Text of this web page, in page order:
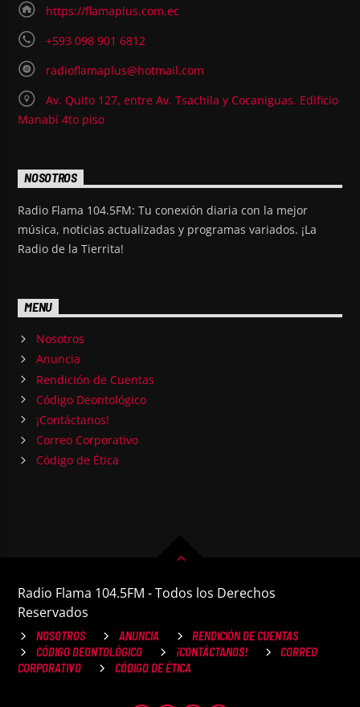
https://flamaplus.com.ec
+593 098 901 6812
radioflamaplus@hotmail.com
Av. Quito 127, entre Av. Tsachila y Cocaniguas. Edificio
Manabí 4to piso
NOSOTROS
Radio Flama 104.5FM: Tu conexión diaria con la mejor
música, noticias actualizadas y programas variados. ¡La
Radio de la Tierrita!
MENU
Nosotros
Anuncia
Rendición de Cuentas
Código Deontológico
¡Contáctanos!
Correo Corporativo
Código de Ética
Radio Flama 104.5FM - Todos los Derechos
Reservados
NOSOTROS ANUNCIA
RENDICIÓN DE CUENTAS
CÓDIGO DEONTOLÓGICO
¡CONTÁCTANOS!
CORREO
CORPORATIVO
CÓDIGO DE ÉTICA